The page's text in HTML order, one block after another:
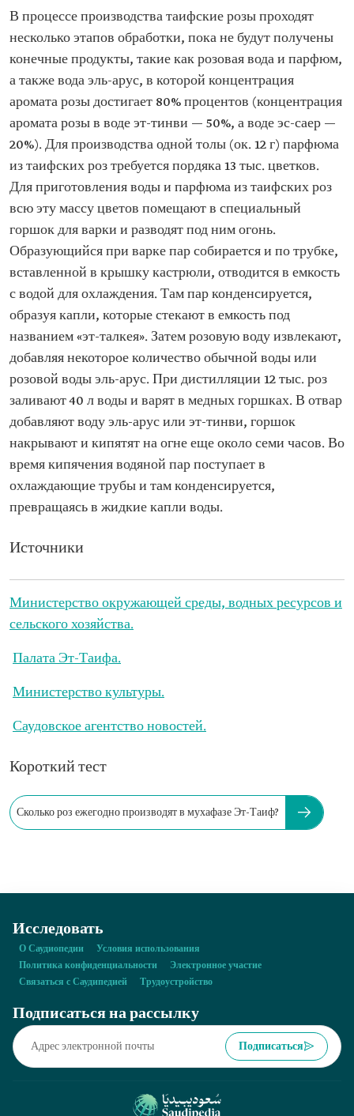
В процессе производства таифские розы проходят
несколько этапов обработки, пока не будут получены
конечные продукты, такие как розовая вода и парфюм,
а также вода эль-арус, в которой концентрация
аромата розы достигает 80% процентов (концентрация
аромата розы в воде эт-тинви — 50%, а воде эс-саер —
20%). Для производства одной толы (ок. 12 г) парфюма
из таифских роз требуется пордяка 13 тыс. цветков.
Для приготовления воды и парфюма из таифских роз
всю эту массу цветов помещают в специальный
горшок для варки и разводят под ним огонь.
Образующийся при варке пар собирается и по трубке,
вставленной в крышку кастрюли, отводится в емкость
с водой для охлаждения. Там пар конденсируется,
образуя капли, которые стекают в емкость под
названием «эт-талкея». Затем розовую воду извлекают,
добавляя некоторое количество обычной воды или
розовой воды эль-арус. При дистилляции 12 тыс. роз
заливают 40 л воды и варят в медных горшках. В отвар
добавляют воду эль-арус или эт-тинви, горшок
накрывают и кипятят на огне еще около семи часов. Во
время кипячения водяной пар поступает в
охлаждающие трубы и там конденсируется,
превращаясь в жидкие капли воды.
Источники
Министерство окружающей среды, водных ресурсов и
сельского хозяйства.
Палата Эт-Таифа.
Министерство культуры.
Саудовское агентство новостей.
Короткий тест
Сколько роз ежегодно производят в мухафазе Эт-Таиф?
Исследовать
О Саудиопедии
Условия использования
Политика конфиденциальности
Электронное участие
Связаться с Саудипедией
Трудоустройство
Подписаться на рассылку
Подписаться